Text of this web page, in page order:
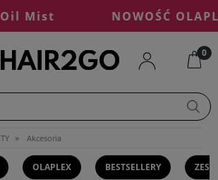
NOWOŚĆ
» Akcesoria
OLAPLEX BESTSELLERY